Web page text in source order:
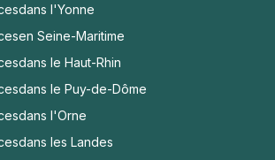
dans l'Yonne
en Seine-Maritime
dans le Haut-Rhin
dans le Puy-de-Dôme
dans l'Orne
dans les Landes